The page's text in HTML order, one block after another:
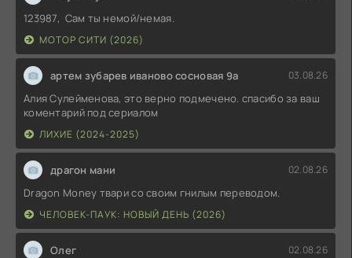
123987, Сам ты немой/немая.
МОТОР СИТИ (2026)
артем зубарев иваново сосновая 9а 03.08.26
Алия Сулейменова, это верно подмечено. спасибо за ваш
коментарий под сериалом
ЛИХИЕ (2024-2025)
драгон мани 02.08.26
Dragon Money твари со своим гнилым переводом.
ЧЕЛОВЕК-ПАУК: НОВЫЙ ДЕНЬ (2026)
Олег 02.08.26